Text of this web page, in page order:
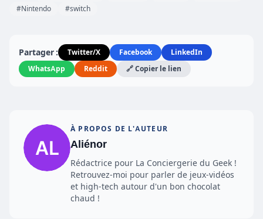
#Nintendo
#switch
Partager : Twitter/X Facebook
LinkedIn
WhatsApp
Reddit 🔗 Copier le lien
À PROPOS DE L'AUTEUR
Aliénor
Rédactrice pour La Conciergerie du Geek !
Retrouvez-moi pour parler de jeux-vidéos
et high-tech autour d'un bon chocolat
chaud !